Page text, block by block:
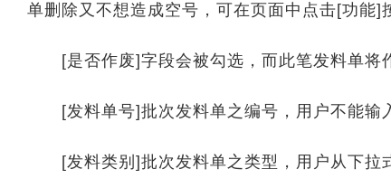
单删除又不想造成空号，可在页面中点击[功能]
[是否作废]字段会被勾选，而此笔发料单将
[发料单号]批次发料单之编号，用户不能输
[发料类别]批次发料单之类型，用户从下拉